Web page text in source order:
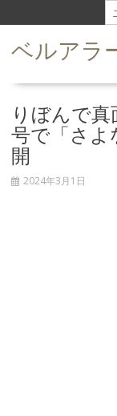
k
ベルアラ
りぼんで
号で「さ
開
2024年3月1日